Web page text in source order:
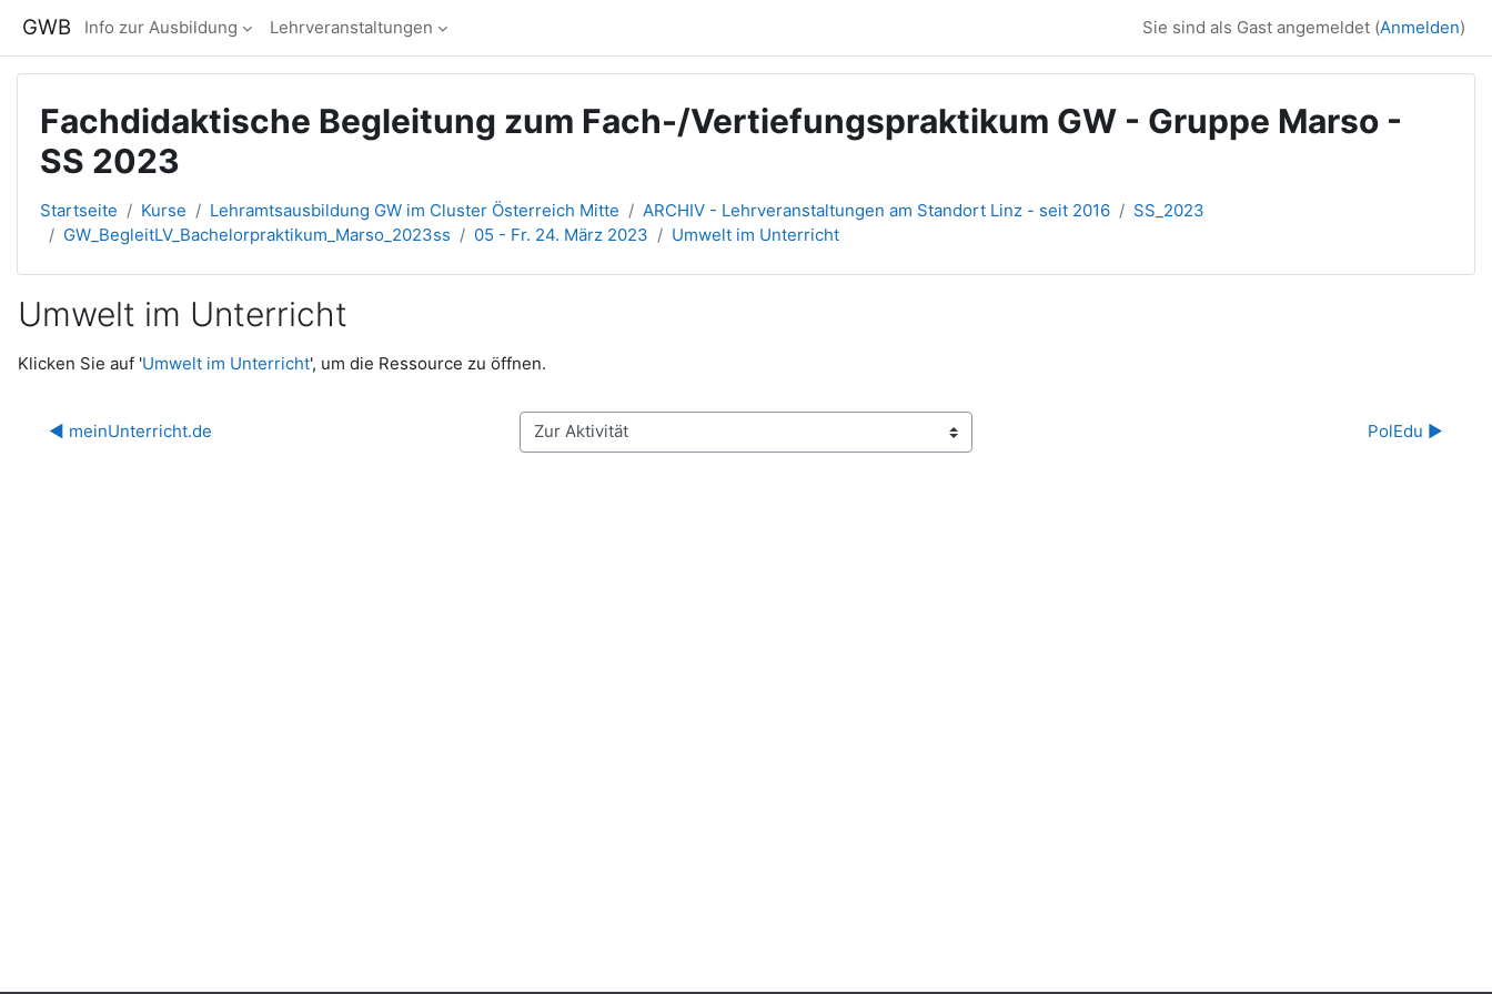
GWB Info zur Ausbildung Lehrveranstaltungen Sie sind als Gast angemeldet (Anmelden)
Fachdidaktische Begleitung zum Fach-/Vertiefungspraktikum GW - Gruppe Marso -
SS 2023
Startseite Kurse Lehramtsausbildung GW im Cluster Österreich Mitte ARCHIV - Lehrveranstaltungen am Standort Linz - seit 2016
SS_2023
GW_BegleitLV_Bachelorpraktikum_Marso_2023ss
05 - Fr. 24. März 2023 Umwelt im Unterricht
Umwelt im Unterricht
Abschlussbedingungen
Klicken Sie auf 'Umwelt im Unterricht', um die Ressource zu öffnen.
◀︎ meinUnterricht.de Zur Aktivität PolEdu ▶︎